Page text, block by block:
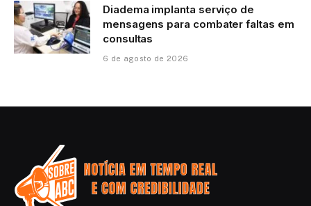
Diadema implanta serviço de
mensagens para combater faltas em
consultas
6 de agosto de 2026